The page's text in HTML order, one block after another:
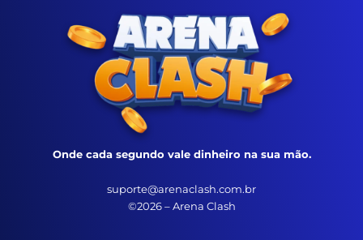
Onde cada segundo vale dinheiro na sua mão.
suporte@arenaclash.com.br
©2026 – Arena Clash